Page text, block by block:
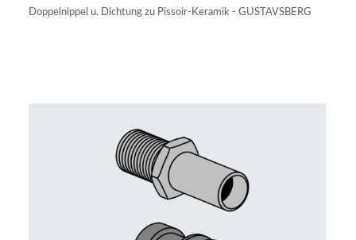
Doppelnippel u. Dichtung zu Pissoir-Keramik - GUSTAVSBERG